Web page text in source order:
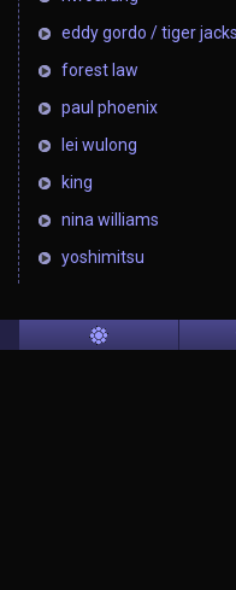
eddy gordo / tiger
forest law
paul phoenix
lei wulong
king
nina williams
yoshimitsu